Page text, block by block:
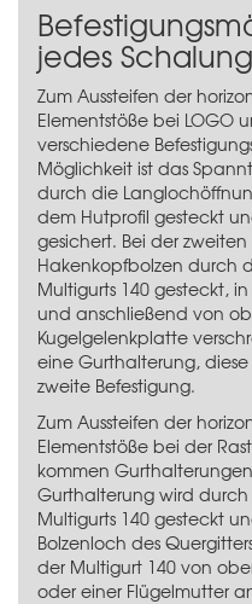
jedes
Zum Aussteifen der
Elementstöße bei LOGO
verschiedene
Möglichkeit ist das
durch die
dem Hutprofil gesteckt
gesichert. Bei der
Hakenkopfbolzen durch
Multigurts 140 gesteckt,
und anschließend von
Kugelgelenkplatte
eine Gurthalterung,
zweite Befestigung.
Zum Aussteifen der
Elementstöße bei der
kommen
Gurthalterung wird
Multigurts 140 gesteckt
Bolzenloch des
der Multigurt 140 von
oder einer Flügelmutter